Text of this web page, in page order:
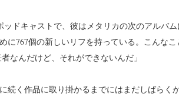
ッドキャストで、彼はメタリカの次のアルバ
に767個の新しいリフを持っている。こんな
なんだけど、それができないんだ」
続く作品に取り掛かるまでにはまだしばらく